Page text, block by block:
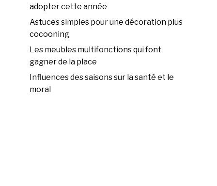
adopter cette année
Astuces simples pour une décoration plus
cocooning
Les meubles multifonctions qui font
gagner de la place
Influences des saisons sur la santé et le
moral